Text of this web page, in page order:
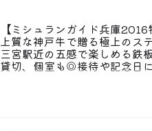
【ミシュランガイド兵庫2016
上質な神戸牛で贈る極上のス
三宮駅近の五感で楽しめる鉄
貸切、個室も◎接待や記念日
厳選された神戸牛を極上のス
ＪＲ三ノ宮駅、阪急神戸三宮